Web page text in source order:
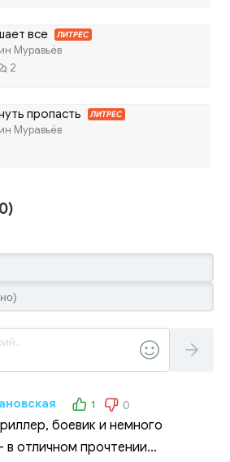
все ЛИТРЕС
Муравьёв
2
пропасть ЛИТРЕС
Муравьёв
1 0
боевик и немного
в отличном прочтении...